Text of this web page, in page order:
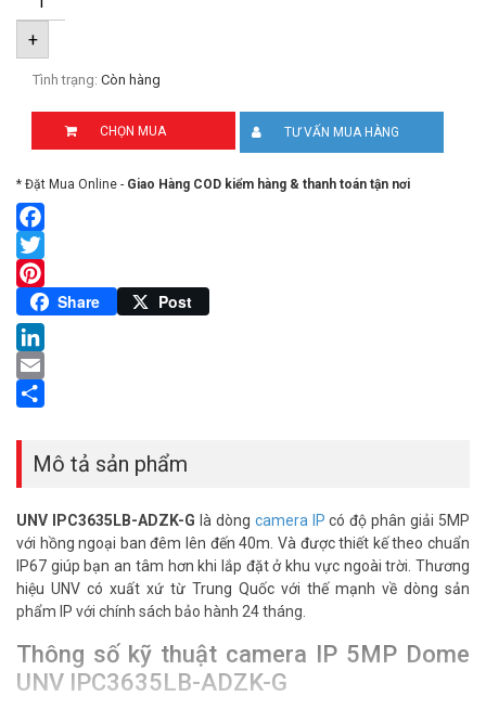
+
Tình trạng: Còn hàng
CHỌN MUA TƯ VẤN MUA HÀNG
* Đặt Mua Online - Giao Hàng COD kiểm hàng & thanh toán tận nơi
Facebook
Twitter
Pinterest
Share Post
LinkedIn
Email
Mô tả sản phẩm
UNV IPC3635LB-ADZK-G là dòng camera IP có độ phân giải 5MP
với hồng ngoại ban đêm lên đến 40m. Và được thiết kế theo chuẩn
IP67 giúp bạn an tâm hơn khi lắp đặt ở khu vực ngoài trời. Thương
hiệu UNV có xuất xứ từ Trung Quốc với thế mạnh về dòng sản
phẩm IP với chính sách bảo hành 24 tháng.
Thông số kỹ thuật camera IP 5MP Dome
UNV IPC3635LB-ADZK-G